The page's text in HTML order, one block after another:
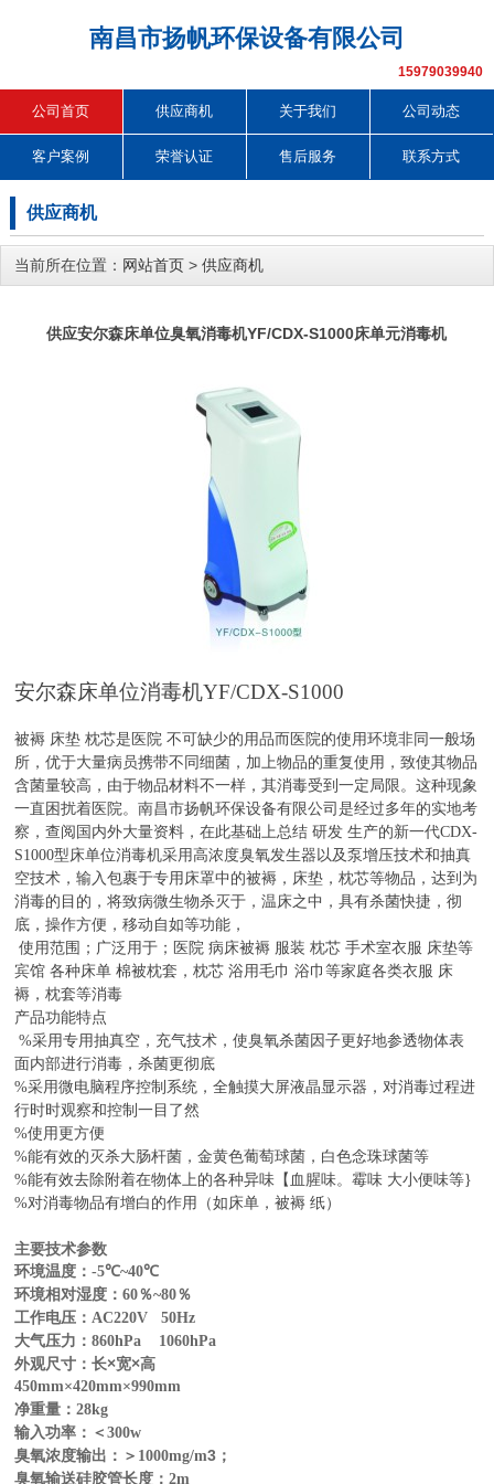
南昌市扬帆环保设备有限公司
15979039940
公司首页 供应商机 关于我们 公司动态
客户案例 荣誉认证 售后服务 联系方式
供应商机
当前所在位置： 网站首页 > 供应商机
供应安尔森床单位臭氧消毒机YF/CDX-S1000床单元消毒机
安尔森床单位消毒机YF/CDX-S1000
被褥 床垫 枕芯是医院 不可缺少的用品而医院的使用环境非同一般场
所，优于大量病员携带不同细菌，加上物品的重复使用，致使其物品
含菌量较高，由于物品材料不一样，其消毒受到一定局限。这种现象
一直困扰着医院。南昌市扬帆环保设备有限公司是经过多年的实地考
察，查阅国内外大量资料，在此基础上总结 研发 生产的新一代CDX-
S1000型床单位消毒机采用高浓度臭氧发生器以及泵增压技术和抽真
空技术，输入包裹于专用床罩中的被褥，床垫，枕芯等物品，达到为
消毒的目的，将致病微生物杀灭于，温床之中，具有杀菌快捷，彻
底，操作方便，移动自如等功能，
使用范围；广泛用于；医院 病床被褥 服装 枕芯 手术室衣服 床垫等
宾馆 各种床单 棉被枕套，枕芯 浴用毛巾 浴巾等家庭各类衣服 床
褥，枕套等消毒
产品功能特点
%采用专用抽真空，充气技术，使臭氧杀菌因子更好地参透物体表
面内部进行消毒，杀菌更彻底
%采用微电脑程序控制系统，全触摸大屏液晶显示器，对消毒过程进
行时时观察和控制一目了然
%使用更方便
%能有效的灭杀大肠杆菌，金黄色葡萄球菌，白色念珠球菌等
%能有效去除附着在物体上的各种异味【血腥味。霉味 大小便味等}
%对消毒物品有增白的作用（如床单，被褥 纸）
主要技术参数
环境温度：-5℃~40℃
环境相对湿度：60％~80％
工作电压： AC220V 50Hz
大气压力：860hPa 1060hPa
外观尺寸：长×宽×高
450mm×420mm×990mm
净重量：28kg
输入功率：＜300w
臭氧浓度输出：＞ 1000mg/m3 ；
臭氧输送硅胶管长度：2m